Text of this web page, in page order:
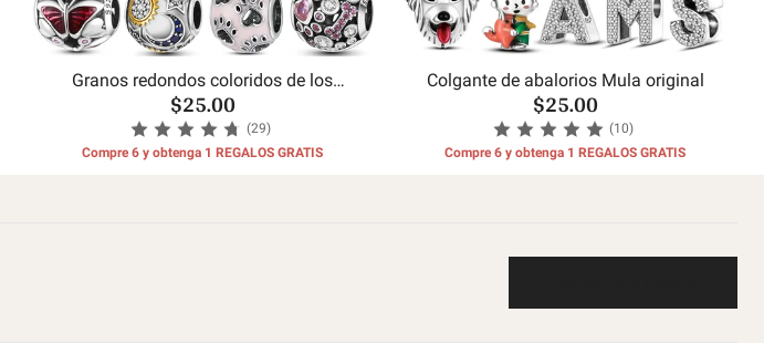
Granos redondos coloridos de los
encantos
$25.00
(29)
Compre 6 y obtenga 1 REGALOS GRATIS
Colgante de abalorios Mula original
$25.00
(10)
Compre 6 y obtenga 1 REGALOS GRATIS